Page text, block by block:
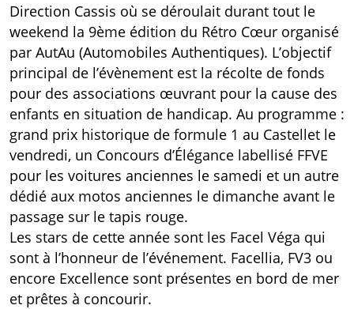
Direction Cassis où se déroulait durant tout le
weekend la 9ème édition du Rétro Cœur organisé
par AutAu (Automobiles Authentiques). L’objectif
principal de l’évènement est la récolte de fonds
pour des associations œuvrant pour la cause des
enfants en situation de handicap. Au programme :
grand prix historique de formule 1 au Castellet le
vendredi, un Concours d’Élégance labellisé FFVE
pour les voitures anciennes le samedi et un autre
dédié aux motos anciennes le dimanche avant le
passage sur le tapis rouge.
Les stars de cette année sont les Facel Véga qui
sont à l’honneur de l’événement. Facellia, FV3 ou
encore Excellence sont présentes en bord de mer
et prêtes à concourir.